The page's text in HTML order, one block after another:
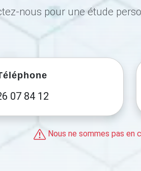
nous pour une étude
07 84 12
Nous ne sommes pas